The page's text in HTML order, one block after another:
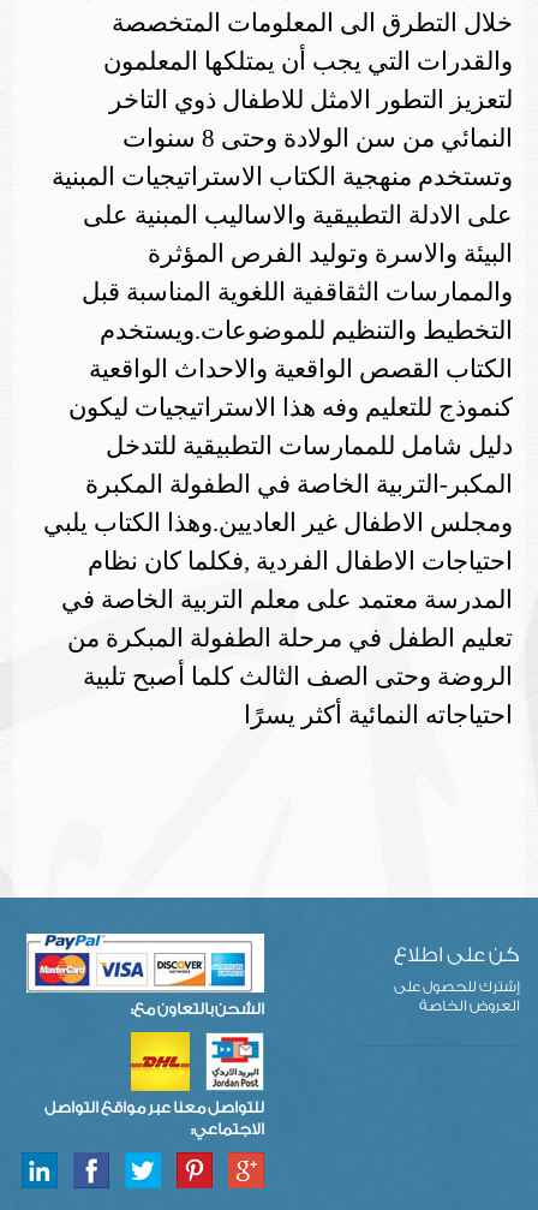
خلال التطرق الى المعلومات المتخصصة
والقدرات التي يجب أن يمتلكها المعلمون
لتعزيز التطور الامثل للاطفال ذوي التاخر
النمائي من سن الولادة وحتى 8 سنوات
وتستخدم منهجية الكتاب الاستراتيجيات المبنية
على الادلة التطبيقية والاساليب المبنية على
البيئة والاسرة وتوليد الفرص المؤثرة
والممارسات الثقاقفية اللغوية المناسبة قبل
التخطيط والتنظيم للموضوعات.ويستخدم
الكتاب القصص الواقعية والاحداث الواقعية
كنموذج للتعليم وفه هذا الاستراتيجيات ليكون
دليل شامل للممارسات التطبيقية للتدخل
المكبر-التربية الخاصة في الطفولة المكبرة
ومجلس الاطفال غير العاديين.وهذا الكتاب يلبي
احتياجات الاطفال الفردية ,فكلما كان نظام
المدرسة معتمد على معلم التربية الخاصة في
تعليم الطفل في مرحلة الطفولة المبكرة من
الروضة وحتى الصف الثالث كلما أصبح تلبية
احتياجاته النمائية أكثر يسرًا
كن على اطلاع
إشترك للحصول على
العروض الخاصة
الشحن بالتعاون مع:
للتواصل معنا عبر مواقع التواصل
الاجتماعي: